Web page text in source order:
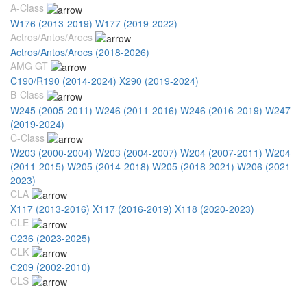
A-Class
W176 (2013-2019) W177 (2019-2022)
Actros/Antos/Arocs
Actros/Antos/Arocs (2018-2026)
AMG GT
C190/R190 (2014-2024) X290 (2019-2024)
B-Class
W245 (2005-2011) W246 (2011-2016) W246 (2016-2019) W247
(2019-2024)
C-Class
W203 (2000-2004) W203 (2004-2007) W204 (2007-2011) W204
(2011-2015) W205 (2014-2018) W205 (2018-2021) W206 (2021-
2023)
CLA
X117 (2013-2016) X117 (2016-2019) X118 (2020-2023)
CLE
C236 (2023-2025)
CLK
С209 (2002-2010)
CLS